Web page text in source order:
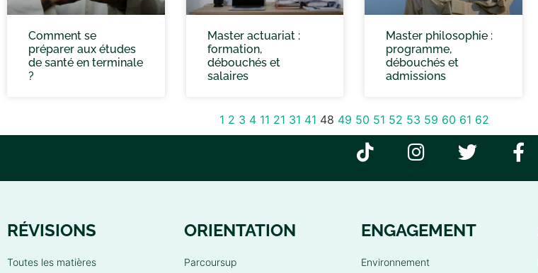
Comment se
préparer aux études
de santé en terminale
?
Master actuariat :
formation,
débouchés et
salaires
Master philosophie :
programme,
débouchés et
admissions
1 2 3 4 11 21 31 41 48 49 50 51 52 53 59 60 61 62
RÉVISIONS
Toutes les matières
ORIENTATION
Parcoursup
ENGAGEMENT
Environnement